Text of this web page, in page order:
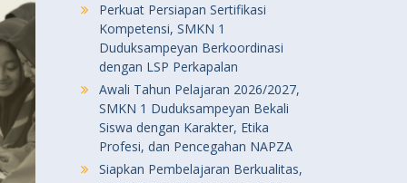
Perkuat Persiapan Sertifikasi
Kompetensi, SMKN 1
Duduksampeyan Berkoordinasi
dengan LSP Perkapalan
Awali Tahun Pelajaran 2026/2027,
SMKN 1 Duduksampeyan Bekali
Siswa dengan Karakter, Etika
Profesi, dan Pencegahan NAPZA
Siapkan Pembelajaran Berkualitas,